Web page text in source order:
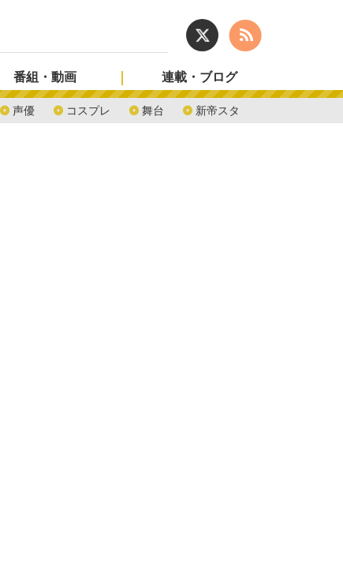
声優 コスプレ 舞台 新帝スタ
番組・動画 連載・ブログ